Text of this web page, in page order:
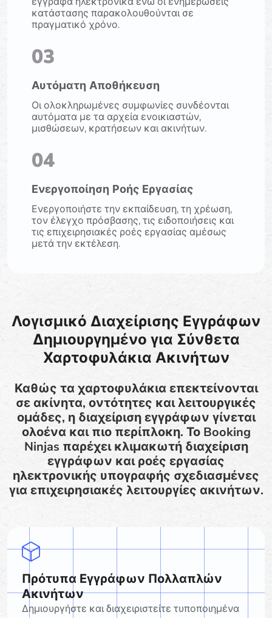
κατάστασης παρακολουθούνται σε
πραγματικό χρόνο.
03
Αυτόματη Αποθήκευση
Οι ολοκληρωμένες συμφωνίες συνδέονται
αυτόματα με τα αρχεία ενοικιαστών,
μισθώσεων, κρατήσεων και ακινήτων.
04
Ενεργοποίηση Ροής Εργασίας
Ενεργοποιήστε την εκπαίδευση, τη χρέωση,
τον έλεγχο πρόσβασης, τις ειδοποιήσεις και
τις επιχειρησιακές ροές εργασίας αμέσως
μετά την εκτέλεση.
Λογισμικό Διαχείρισης Εγγράφων
Δημιουργημένο για Σύνθετα
Χαρτοφυλάκια Ακινήτων
Καθώς τα χαρτοφυλάκια επεκτείνονται
σε ακίνητα, οντότητες και λειτουργικές
ομάδες, η διαχείριση εγγράφων γίνεται
ολοένα και πιο περίπλοκη. Το Booking
Ninjas παρέχει κλιμακωτή διαχείριση
εγγράφων και ροές εργασίας
ηλεκτρονικής υπογραφής σχεδιασμένες
για επιχειρησιακές λειτουργίες ακινήτων.
Πρότυπα Εγγράφων Πολλαπλών
Ακινήτων
Δημιουργήστε και διαχειριστείτε τυποποιημένα